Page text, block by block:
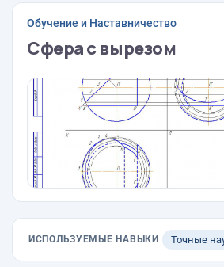
Обучение и Наставничество
Сфера с вырезом
ИСПОЛЬЗУЕМЫЕ НАВЫКИ Точные